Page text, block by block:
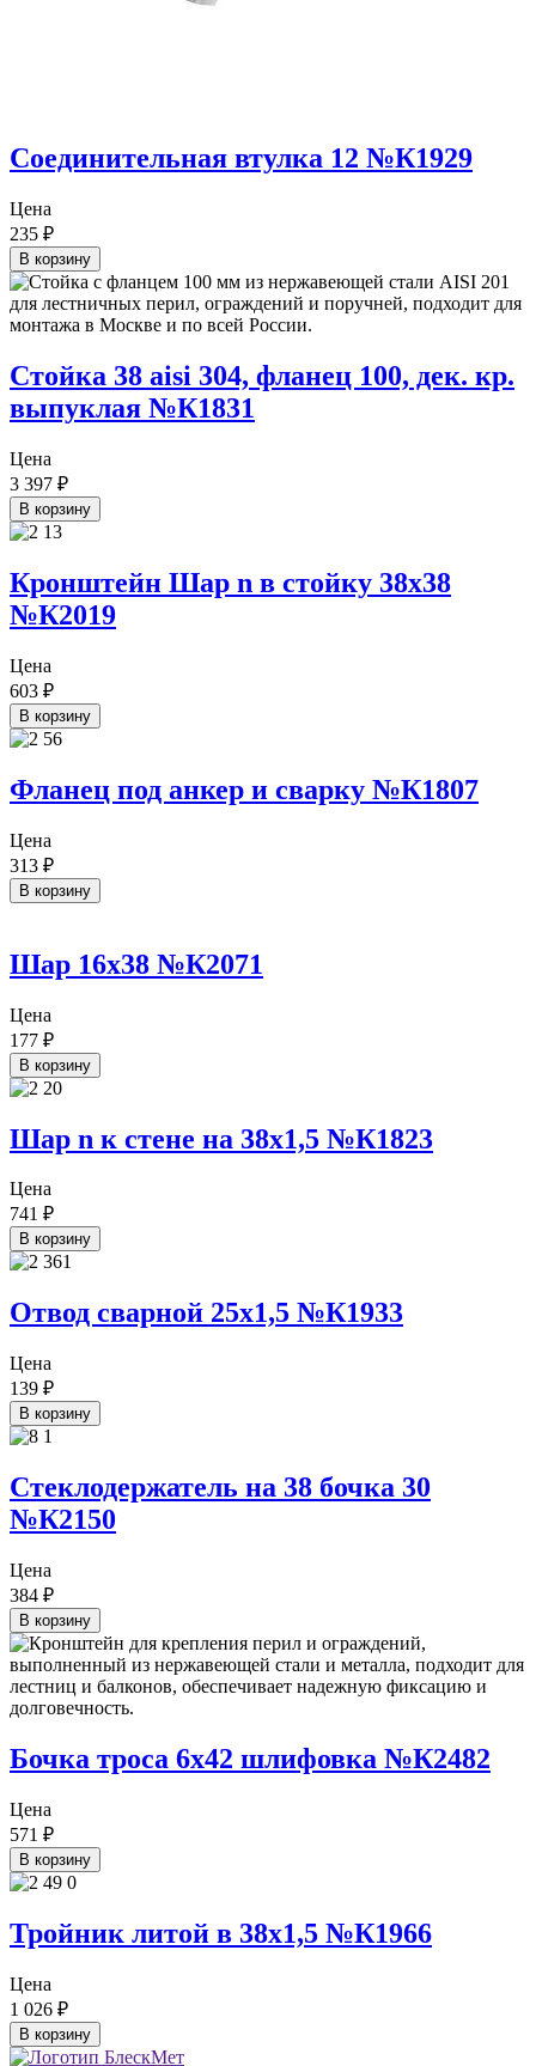
Соединительная втулка 12 №К1929
Цена
235 ₽
В корзину
Стойка 38 aisi 304, фланец 100, дек. кр.
выпуклая №К1831
Цена
3 397 ₽
В корзину
Кронштейн Шар n в стойку 38х38
№К2019
Цена
603 ₽
В корзину
Фланец под анкер и сварку №К1807
Цена
313 ₽
В корзину
Шар 16х38 №К2071
Цена
177 ₽
В корзину
Шар n к стене на 38х1,5 №К1823
Цена
741 ₽
В корзину
Отвод сварной 25х1,5 №К1933
Цена
139 ₽
В корзину
Стеклодержатель на 38 бочка 30
№К2150
Цена
384 ₽
В корзину
Бочка троса 6х42 шлифовка №К2482
Цена
571 ₽
В корзину
Тройник литой в 38х1,5 №К1966
Цена
1 026 ₽
В корзину